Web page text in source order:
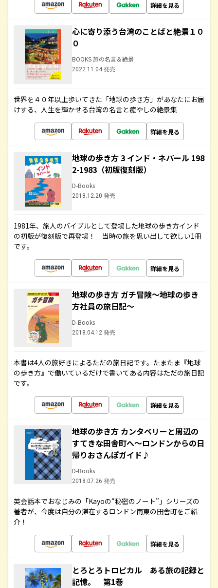
詳細を見る
心に寄り添う台湾のことばと絶景１０
０
BOOKS 旅の名言＆絶景
2022.11.04 発売
世界を４０年以上歩いてきた「地球の歩き方」があなたにお届
けする、人生を輝かせる台湾の名言と癒やしの絶景集
詳細を見る
地球の歩き方 3 インド・ネパール 198
2-1983（初版復刻版）
D-Books
2018.12.20 発売
1981年、旅人のバイブルとして登場した地球の歩き方インド
の初版が復刻版で再登場！ 当時の旅を思い出して欲しい1冊
です。
詳細を見る
地球の歩き方 ガチ冒険～地球の歩き
方社員の旅日記～
D-Books
2018.04.12 発売
本書は4人の旅好きによるただの旅日記です。たまたま『地球
の歩き方』で働いているだけで書いてある内容はただの旅日記
です。
詳細を見る
地球の歩き方 カンタベリーと周辺の
すてきな田舎町へ～ロンドンからの日
帰りおさんぽガイド♪
D-Books
2018.07.26 発売
英会話本でおなじみの「Kayoの“秘密のノート”」シリーズの
著者が、今度は自分の滞在するロンドン南東の田舎町をご紹
介！
詳細を見る
とろとろトロピカル ある旅の記録と
記憶。 第1巻